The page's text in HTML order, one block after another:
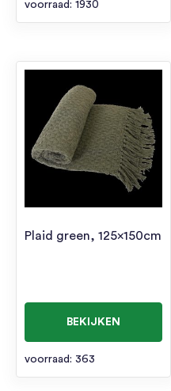
voorraad: 1930
Plaid green, 125x150cm
BEKIJKEN
voorraad: 363